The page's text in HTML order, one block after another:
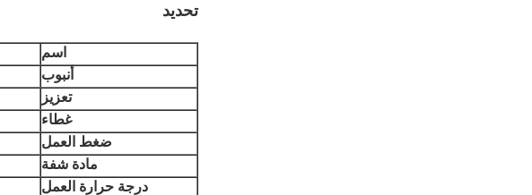
تحديد
اسم
أنبوب
تعزيز
غطاء
ضغط العمل
مادة شفة
درجة حرارة العمل